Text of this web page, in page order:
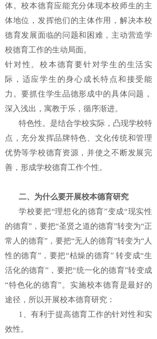
体。校本德育应能充分体现本校师生的主
体地位，发挥他们的主体作用，解决本校
德育发展面临的问题和困难，主动营造学
校德育工作的生动局面。
针对性。校本德育要针对学生的生活实
际，适应学生的身心成长特点和接受能
力。要抓住学生品德形成中的具体问题，
深入浅出，寓教于乐，循序渐进。
特色性。是结合学校实际，凸现学校特
点，充分发挥品牌特色、文化传统和管理
优势等学校德育资源，并使之不断发展完
善，形成学校德育工作个性。
二、为什么要开展校本德育研究
学校要把“理想化的德育”变成“现实性
的德育”，要把“圣贤之道的德育”转变为“正
常人的德育”，要把“无人的德育”转变为“人
性的德育”，要把“枯燥的德育” 转变成“生
活化的德育”，要把“统一化的德育”转变成
“特色化的德育”。实施校本德育是最好的
途径，所以开展校本德育研究：
1、有利于提高德育工作的针对性和实
效性。